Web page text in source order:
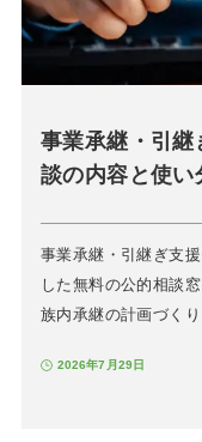
事業承継・引継
談の内容と使い
事業承継・引継ぎ支
した無料の公的相談
族内承継の計画づく
2026年7月29日